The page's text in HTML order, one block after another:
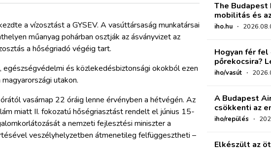
a vízosztást a GYSEV. A vasúttársaság munkatársai
műanyag pohárban osztják az ásványvizet az
a hőségriadó végéig tart.
és közlekedésbiztonsági okokból ezen
utakon.
vasárnap 22 óráig lenne érvényben a hétvégén. Az
miatt II. fokozatú hőségriasztást rendelt el június 15-
a nemzeti fejlesztési miniszter a
veszélyhelyzetben átmenetileg felfüggesztheti –
The Budapest
mobilitás és
iho.hu ·
Hogyan fér fel
pőrekocsira?
iho/vasút ·
A Budapest
csökkenti az
iho/repülés ·
Elkészült az